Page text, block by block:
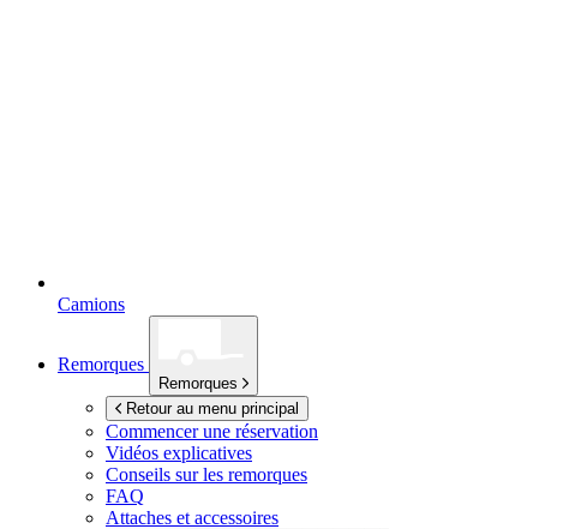
Camions
Remorques
Remorques
Retour au menu principal
Commencer une réservation
Vidéos explicatives
Conseils sur les remorques
FAQ
Attaches et accessoires